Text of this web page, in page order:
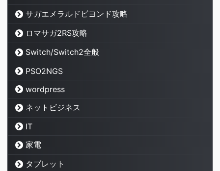
サガエメラルドビヨンド攻略
ロマサガ2RS攻略
Switch/Switch2全般
PSO2NGS
wordpress
ネットビジネス
IT
家電
タブレット